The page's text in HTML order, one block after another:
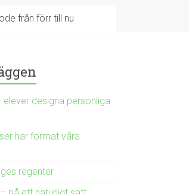
från förr till nu
elever designa personliga
har format våra
regenter